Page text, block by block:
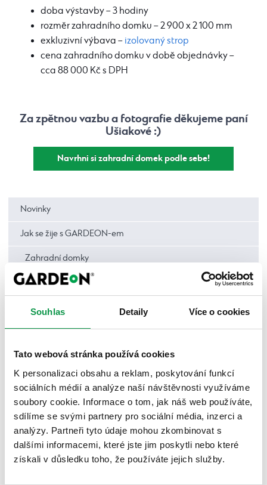
Souhlas Detaily Více o cookies
Tato webová stránka používá cookies
K personalizaci obsahu a reklam, poskytování funkcí
sociálních médií a analýze naší návštěvnosti využíváme
soubory cookie. Informace o tom, jak náš web používáte,
sdílíme se svými partnery pro sociální média, inzerci a
analýzy. Partneři tyto údaje mohou zkombinovat s
dalšími informacemi, které jste jim poskytli nebo které
získali v důsledku toho, že používáte jejich služby.
doba výstavby – 3 hodiny
rozměr zahradního domku – 2 900 x 2 100 mm
exkluzivní výbava – izolovaný strop
cena zahradního domku v době objednávky –
cca 88 000 Kč s DPH
Za zpětnou vazbu a fotografie děkujemepaní
Ušiakové :)
Navrhni si zahradní domek podle sebe!
Novinky
Jak se žije s GARDEON-em
Zahradní domky
Garáže
Přístřešky
Pergoly
Montované garáže
Zabezpečení
Údržba a starostlivost
Zahradní domky